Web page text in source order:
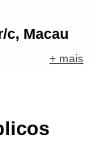
c, Macau
+ mais